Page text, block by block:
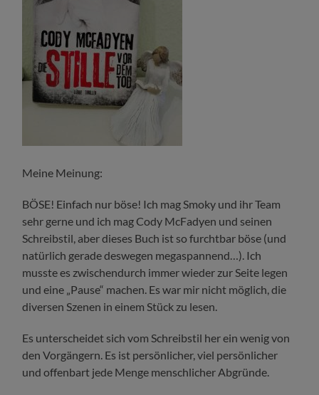
Meine Meinung:
BÖSE! Einfach nur böse! Ich mag Smoky und ihr Team
sehr gerne und ich mag Cody McFadyen und seinen
Schreibstil, aber dieses Buch ist so furchtbar böse (und
natürlich gerade deswegen megaspannend…). Ich
musste es zwischendurch immer wieder zur Seite legen
und eine „Pause“ machen. Es war mir nicht möglich, die
diversen Szenen in einem Stück zu lesen.
Es unterscheidet sich vom Schreibstil her ein wenig von
den Vorgängern. Es ist persönlicher, viel persönlicher
und offenbart jede Menge menschlicher Abgründe.